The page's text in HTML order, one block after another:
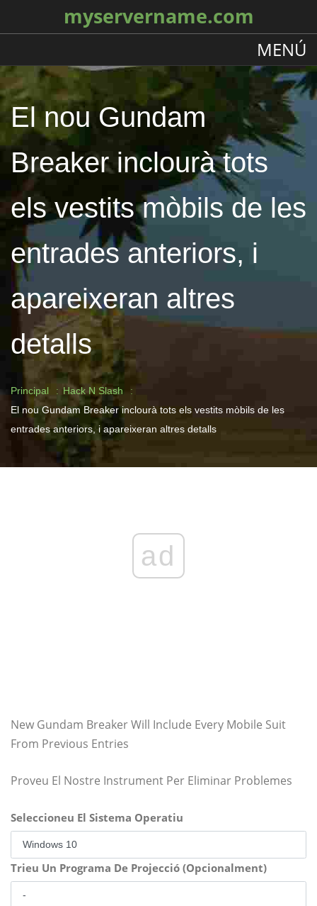
myservername.com
MENÚ
El nou Gundam
Breaker inclourà tots
els vestits mòbils de les
entrades anteriors, i
apareixeran altres
detalls
Principal
Hack N Slash
El nou Gundam Breaker inclourà tots els vestits mòbils de les
entrades anteriors, i apareixeran altres detalls
ad
New Gundam Breaker Will Include Every Mobile Suit
From Previous Entries
Proveu El Nostre Instrument Per Eliminar Problemes
Seleccioneu El Sistema Operatiu
Trieu Un Programa De Projecció (Opcionalment)